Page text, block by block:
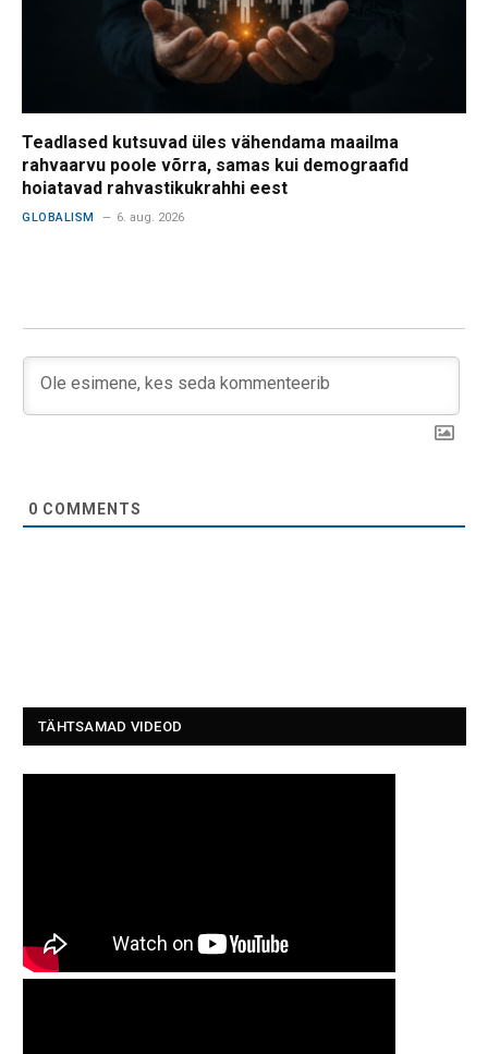
Teadlased kutsuvad üles vähendama maailma
rahvaarvu poole võrra, samas kui demograafid
hoiatavad rahvastikukrahhi eest
GLOBALISM 6. aug. 2026
0 COMMENTS
TÄHTSAMAD VIDEOD